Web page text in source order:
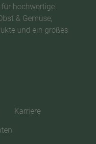
hochwertige
& Gemüse,
und ein großes
Karriere